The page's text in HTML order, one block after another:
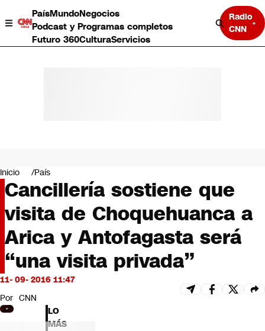
PaísMundoNegocios
Podcast y Programas completos
Futuro 360CulturaServicios
Radio
CNN
Negocios
Deportes
Programas completos
Cultura
Servicios
Bits
CNN tiempo
Futuro 360
Inicio País
Cancillería sostiene que
visita de Choquehuanca a
Arica y Antofagasta será
“una visita privada”
11- 09- 2016 11:47
Por CNN
LO
MÁS